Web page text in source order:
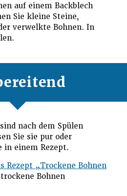
auf einem Backblech
Sie kleine Steine,
verwelkte Bohnen. In
nach dem Spülen
Sie sie pur oder
in einem Rezept.
Rezept „Trockene Bohnen
Bohnen